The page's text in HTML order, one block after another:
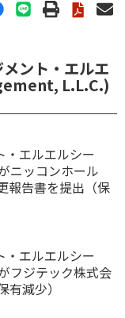
ント・エルエ
L.L.C.)
・エルエルシー
ニッコンホール
報告書を提出（保
・エルエルシー
フジテック株式会
減少）